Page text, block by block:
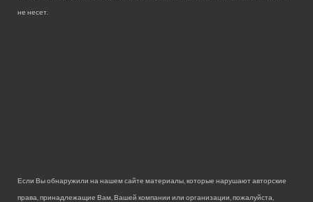
не несет.
Если Вы обнаружили на нашем сайте материалы, которые нарушают авторские
права, принадлежащие Вам, Вашей компании или организации, пожалуйста,